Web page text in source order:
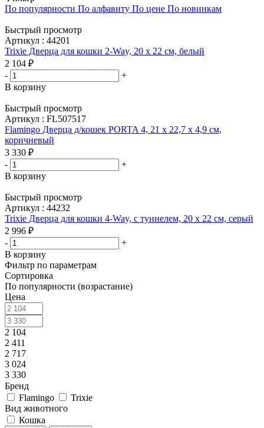
По популярности По алфавиту По цене По новинкам
Быстрый просмотр
Артикул : 44201
Trixie Дверца для кошки 2-Way, 20 х 22 см, белый
2 104 ₽
-
+
В корзину
Быстрый просмотр
Артикул : FL507517
Flamingo Дверца д/кошек PORTA 4, 21 х 22,7 х 4,9 см,
коричневый
3 330 ₽
-
+
В корзину
Быстрый просмотр
Артикул : 44232
Trixie Дверца для кошки 4-Way, с туннелем, 20 х 22 см, серый
2 996 ₽
-
+
В корзину
Фильтр по параметрам
Сортировка
По популярности (возрастание)
Цена
2 104
2 411
2 717
3 024
3 330
Бренд
Flamingo
Trixie
Вид животного
Кошка